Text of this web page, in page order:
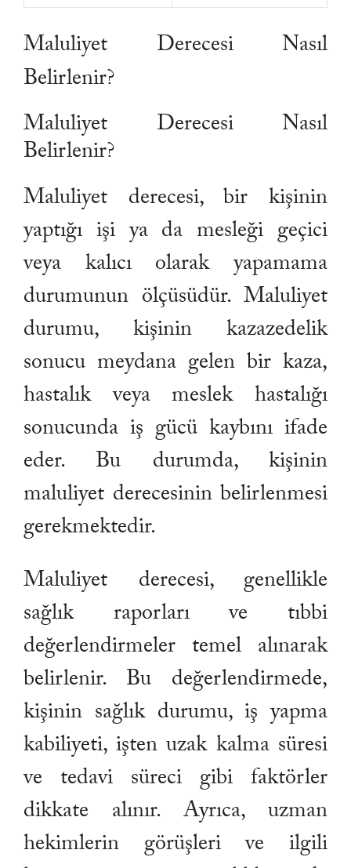
Maluliyet Derecesi Nasıl
Belirlenir?
Maluliyet Derecesi Nasıl
Belirlenir?
Maluliyet derecesi, bir kişinin
yaptığı işi ya da mesleği geçici
veya kalıcı olarak yapamama
durumunun ölçüsüdür. Maluliyet
durumu, kişinin kazazedelik
sonucu meydana gelen bir kaza,
hastalık veya meslek hastalığı
sonucunda iş gücü kaybını ifade
eder. Bu durumda, kişinin
maluliyet derecesinin belirlenmesi
gerekmektedir.
Maluliyet derecesi, genellikle
sağlık raporları ve tıbbi
değerlendirmeler temel alınarak
belirlenir. Bu değerlendirmede,
kişinin sağlık durumu, iş yapma
kabiliyeti, işten uzak kalma süresi
ve tedavi süreci gibi faktörler
dikkate alınır. Ayrıca, uzman
hekimlerin görüşleri ve ilgili